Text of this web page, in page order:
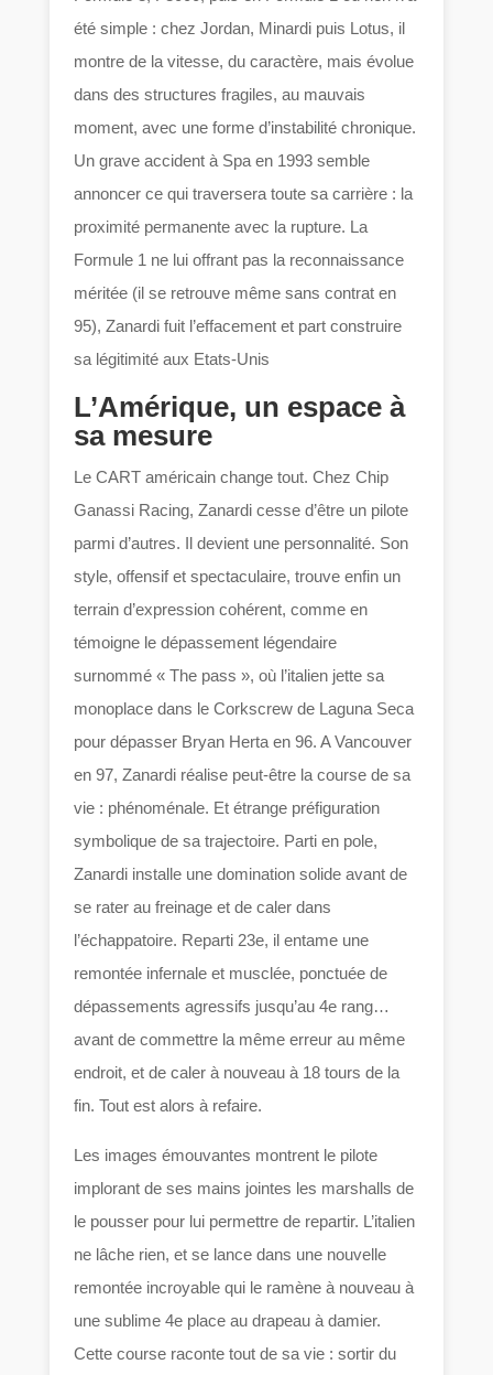
été simple : chez Jordan, Minardi puis Lotus, il
montre de la vitesse, du caractère, mais évolue
dans des structures fragiles, au mauvais
moment, avec une forme d’instabilité chronique.
Un grave accident à Spa en 1993 semble
annoncer ce qui traversera toute sa carrière : la
proximité permanente avec la rupture. La
Formule 1 ne lui offrant pas la reconnaissance
méritée (il se retrouve même sans contrat en
95), Zanardi fuit l’effacement et part construire
sa légitimité aux Etats-Unis
L’Amérique, un espace à
sa mesure
Le CART américain change tout. Chez Chip
Ganassi Racing, Zanardi cesse d’être un pilote
parmi d’autres. Il devient une personnalité. Son
style, offensif et spectaculaire, trouve enfin un
terrain d’expression cohérent, comme en
témoigne le dépassement légendaire
surnommé « The pass », où l’italien jette sa
monoplace dans le Corkscrew de Laguna Seca
pour dépasser Bryan Herta en 96. A Vancouver
en 97, Zanardi réalise peut-être la course de sa
vie : phénoménale. Et étrange préfiguration
symbolique de sa trajectoire. Parti en pole,
Zanardi installe une domination solide avant de
se rater au freinage et de caler dans
l’échappatoire. Reparti 23e, il entame une
remontée infernale et musclée, ponctuée de
dépassements agressifs jusqu’au 4e rang…
avant de commettre la même erreur au même
endroit, et de caler à nouveau à 18 tours de la
fin. Tout est alors à refaire.
Les images émouvantes montrent le pilote
implorant de ses mains jointes les marshalls de
le pousser pour lui permettre de repartir. L’italien
ne lâche rien, et se lance dans une nouvelle
remontée incroyable qui le ramène à nouveau à
une sublime 4e place au drapeau à damier.
Cette course raconte tout de sa vie : sortir du